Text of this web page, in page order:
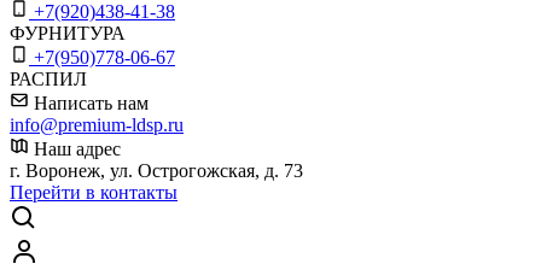
+7(920)438-41-38
ФУРНИТУРА
+7(950)778-06-67
РАСПИЛ
Написать нам
info@premium-ldsp.ru
Наш адрес
г. Воронеж, ул. Острогожская, д. 73
Перейти в контакты